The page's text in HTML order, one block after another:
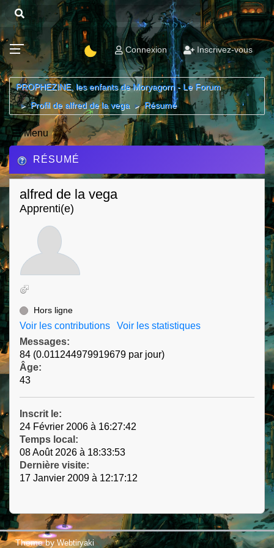
Connexion Inscrivez-vous
PROPHEZINE, les enfants de Moryagorn - Le Forum
► Profil de alfred de la vega ► Résumé
Menu
RÉSUMÉ
alfred de la vega
Apprenti(e)
Hors ligne
Voir les contributions
Voir les statistiques
Messages:
84 (0.011244979919679 par jour)
Âge:
43
Inscrit le:
24 Février 2006 à 16:27:42
Temps local:
08 Août 2026 à 18:33:53
Dernière visite:
17 Janvier 2009 à 12:17:12
Theme byWebtiryaki